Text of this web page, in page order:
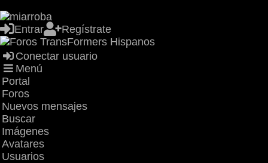
Entrar Regístrate
Conectar usuario
Menú
Portal
Foros
Nuevos mensajes
Buscar
Imágenes
Avatares
Usuarios